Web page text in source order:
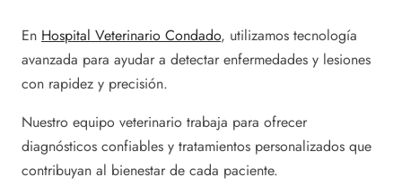
En Hospital Veterinario Condado, utilizamos tecnología
avanzada para ayudar a detectar enfermedades y lesiones
con rapidez y precisión.
Nuestro equipo veterinario trabaja para ofrecer
diagnósticos confiables y tratamientos personalizados que
contribuyan al bienestar de cada paciente.